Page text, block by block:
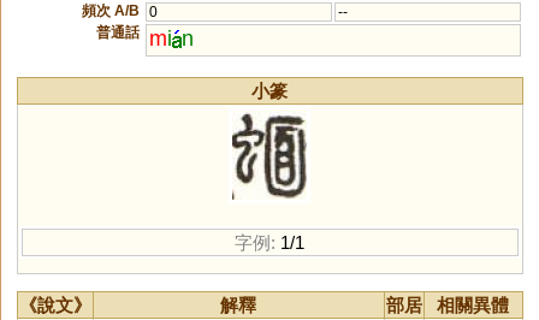
頻次 A/B
0
--
普通話
mi n
小篆
字例: 1/1
《說文》 解釋 部居
相關異體